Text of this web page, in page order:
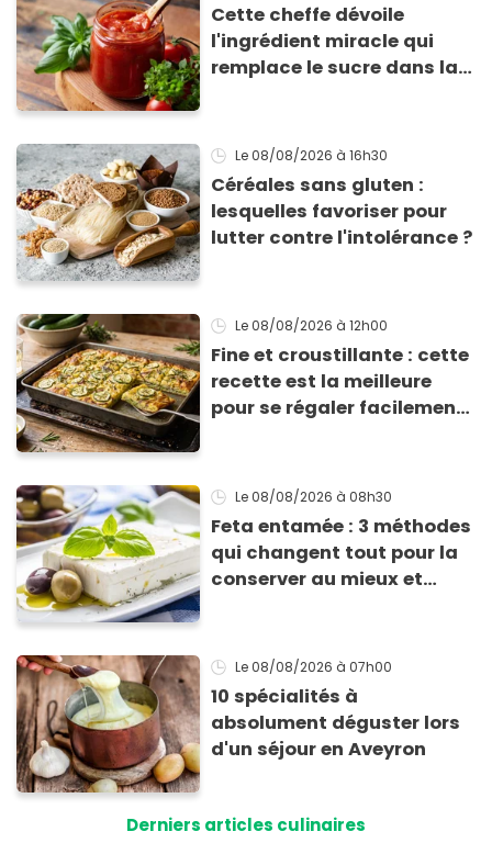
Cette cheffe dévoile
l'ingrédient miracle qui
remplace le sucre dans la
Le 08/08/2026 à 16h30
Céréales sans gluten :
lesquelles favoriser pour
lutter contre l'intolérance ?
Le 08/08/2026 à 12h00
Fine et croustillante : cette
recette est la meilleure
pour se régaler facilement
Le 08/08/2026 à 08h30
Feta entamée : 3 méthodes
qui changent tout pour la
conserver au mieux et
Le 08/08/2026 à 07h00
10 spécialités à
absolument déguster lors
d'un séjour en Aveyron
Derniers articles culinaires